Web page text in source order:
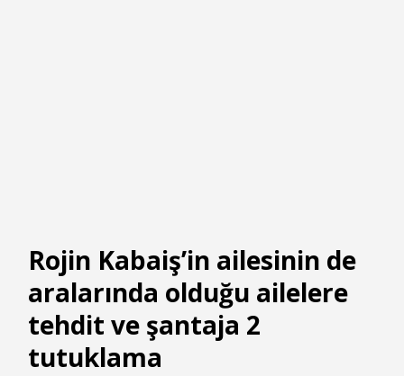
Rojin Kabaiş’in ailesinin de
aralarında olduğu ailelere
tehdit ve şantaja 2
tutuklama